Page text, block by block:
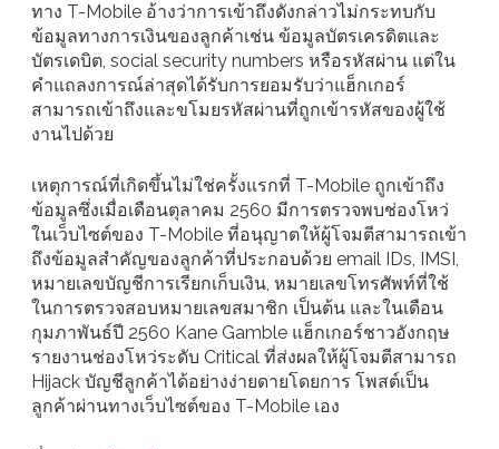
ทาง T-Mobile อ้างว่าการเข้าถึงดังกล่าวไม่กระทบกับ
ข้อมูลทางการเงินของลูกค้าเช่น ข้อมูลบัตรเครดิตและ
บัตรเดบิต, social security numbers หรือรหัสผ่าน แต่ใน
คำแถลงการณ์ล่าสุดได้รับการยอมรับว่าแฮ็กเกอร์
สามารถเข้าถึงและขโมยรหัสผ่านที่ถูกเข้ารหัสของผู้ใช้
งานไปด้วย
เหตุการณ์ที่เกิดขึ้นไม่ใช่ครั้งแรกที่ T-Mobile ถูกเข้าถึง
ข้อมูลซึ่งเมื่อเดือนตุลาคม 2560 มีการตรวจพบช่องโหว่
ในเว็บไซต์ของ T-Mobile ที่อนุญาตให้ผู้โจมตีสามารถเข้า
ถึงข้อมูลสำคัญของลูกค้าที่ประกอบด้วย email IDs, IMSI,
หมายเลขบัญชีการเรียกเก็บเงิน, หมายเลขโทรศัพท์ที่ใช้
ในการตรวจสอบหมายเลขสมาชิก เป็นต้น และในเดือน
กุมภาพันธ์ปี 2560 Kane Gamble แฮ็กเกอร์ชาวอังกฤษ
รายงานช่องโหว่ระดับ Critical ที่ส่งผลให้ผู้โจมตีสามารถ
Hijack บัญชีลูกค้าได้อย่างง่ายดายโดยการ โพสต์เป็น
ลูกค้าผ่านทางเว็บไซต์ของ T-Mobile เอง